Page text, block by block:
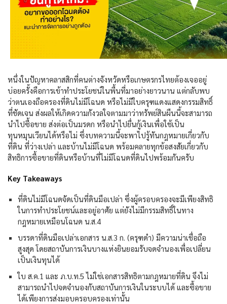
หนึ่งในปัญหาคลาสสิกที่คนต่างจังหวัดหรือเกษตรกรไทยต้องเจออยู่
บ่อยครั้งคือการเข้าทำประโยชน์ในพื้นที่มาอย่างยาวนาน แต่กลับพบ
ว่าตนเองถือครองที่ดินไม่มีโฉนด หรือไม่มีใบครุฑแดงแสดงกรรมสิทธิ์
ที่ชัดเจน ส่งผลให้เกิดความกังวลใจตามมาว่าทรัพย์สินผืนนี้จะสามารถ
นำไปซื้อขาย ส่งต่อเป็นมรดก หรือนำไปยื่นกู้เงินเพื่อใช้เป็น
ทุนหมุนเวียนได้หรือไม่ ซึ่งบทความนี้จะพาไปรู้ทันกฎหมายเกี่ยวกับ
ที่ดิน ที่ว่างเปล่า และบ้านไม่มีโฉนด พร้อมคลายทุกข้อสงสัยเกี่ยวกับ
สิทธิการซื้อขายที่ดินหรือบ้านที่ไม่มีโฉนดที่ดินไปพร้อมกันครับ
Key Takeaways
ที่ดินไม่มีโฉนดจัดเป็นที่ดินมือเปล่า ซึ่งผู้ครอบครองจะมีเพียงสิทธิ
ในการทำประโยชน์และอยู่อาศัย แต่ยังไม่มีกรรมสิทธิ์ในทาง
กฎหมายเหมือนโฉนด น.ส.4
บรรดาที่ดินมือเปล่าเอกสาร น.ส.3 ก. (ครุฑดำ) มีความน่าเชื่อถือ
สูงสุด โดยสถาบันการเงินบางแห่งยินยอมรับจดจำนองเพื่อเปลี่ยน
เป็นเงินทุนได้
ใบ ส.ค.1 และ ภ.บ.ท.5 ไม่ใช่เอกสารสิทธิตามกฎหมายที่ดิน จึงไม่
สามารถนำไปจดจำนองกับสถาบันการเงินในระบบได้ และซื้อขาย
ได้เพียงการส่งมอบครอบครองเท่านั้น